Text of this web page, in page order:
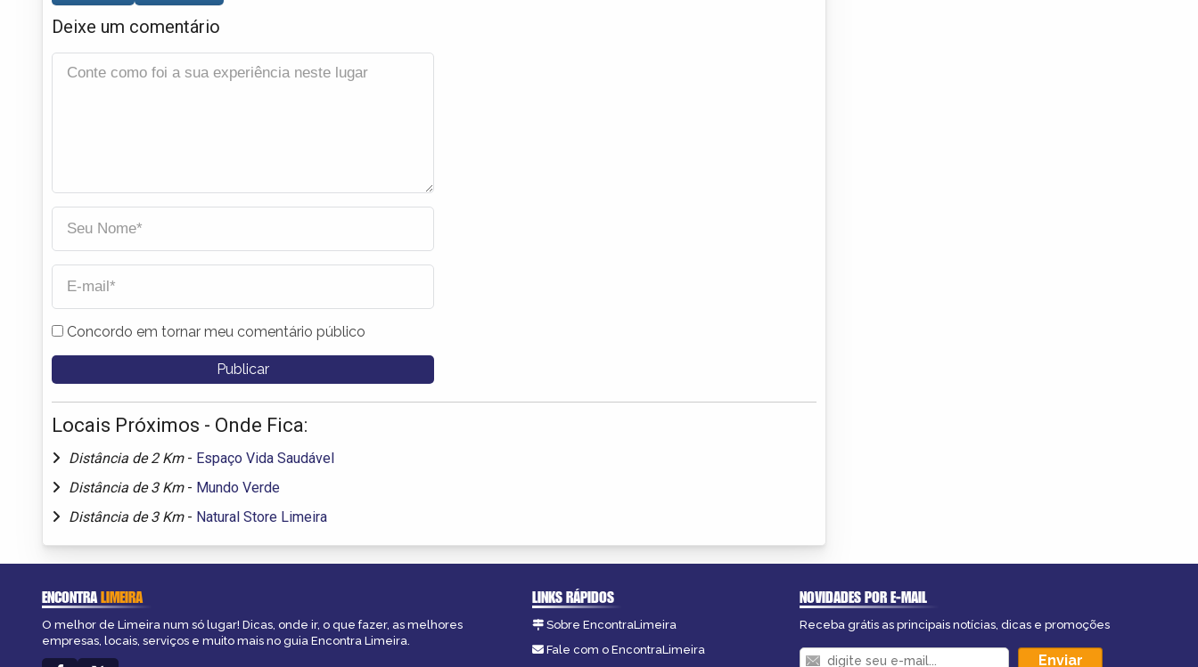
Deixe um comentário
Concordo em tornar meu comentário público
Locais Próximos - Onde Fica:
Distância de 2 Km - Espaço Vida Saudável
Distância de 3 Km - Mundo Verde
Distância de 3 Km - Natural Store Limeira
ENCONTRALIMEIRA
O melhor de Limeira num só lugar! Dicas, onde ir, o que fazer, as melhores
empresas, locais, serviços e muito mais no guia Encontra Limeira.
LINKS RÁPIDOS
Sobre EncontraLimeira
Fale com o EncontraLimeira
NOVIDADES POR E-MAIL
Receba grátis as principais notícias, dicas e promoções